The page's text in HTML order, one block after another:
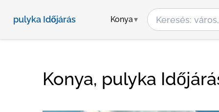
pulyka Időjárás Konya
Konya, pulyka